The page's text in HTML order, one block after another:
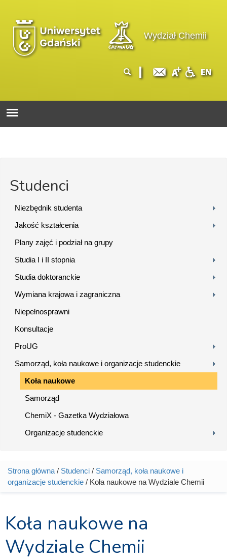
Wydział Chemii
wyszukiwania
Studenci
Niezbędnik studenta
Jakość kształcenia
Plany zajęć i podział na grupy
Studia I i II stopnia
Studia doktoranckie
Wymiana krajowa i zagraniczna
Niepełnosprawni
Konsultacje
ProUG
Samorząd, koła naukowe i organizacje studenckie
Koła naukowe
Samorząd
ChemiX - Gazetka Wydziałowa
Organizacje studenckie
Jesteś tutaj
Strona główna / Studenci / Samorząd, koła naukowe i
organizacje studenckie / Koła naukowe na Wydziale Chemii
Koła naukowe na
Wydziale Chemii